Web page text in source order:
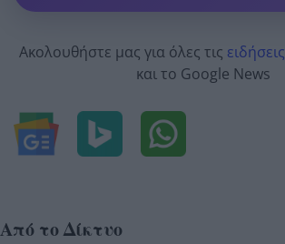
Ακολουθήστε μας για όλες τις ειδήσεις
και το Google News
Από το Δίκτυο